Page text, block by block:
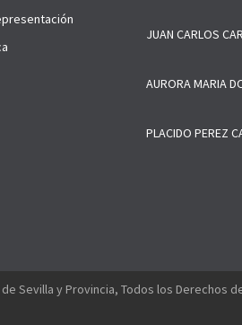
JUAN CARLOS
AURORA MARIA
PLACIDO PEREZ
Sevilla y Provincia, Todos los Derechos